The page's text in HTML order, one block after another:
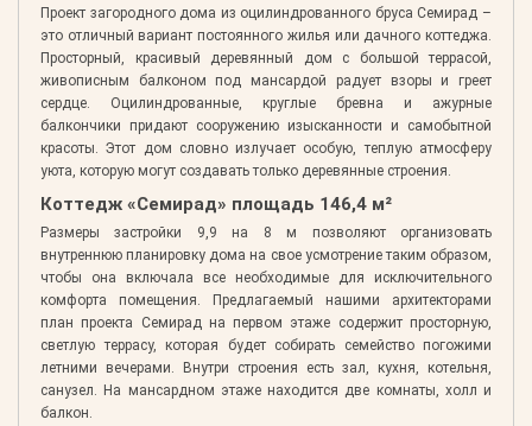
Проект загородного дома из оцилиндрованного бруса Семирад –
это отличный вариант постоянного жилья или дачного коттеджа.
Просторный, красивый деревянный дом с большой террасой,
живописным балконом под мансардой радует взоры и греет
сердце. Оцилиндрованные, круглые бревна и ажурные
балкончики придают сооружению изысканности и самобытной
красоты. Этот дом словно излучает особую, теплую атмосферу
уюта, которую могут создавать только деревянные строения.
Коттедж «Семирад» площадь 146,4 м²
Размеры застройки 9,9 на 8 м позволяют организовать
внутреннюю планировку дома на свое усмотрение таким образом,
чтобы она включала все необходимые для исключительного
комфорта помещения. Предлагаемый нашими архитекторами
план проекта Семирад на первом этаже содержит просторную,
светлую террасу, которая будет собирать семейство погожими
летними вечерами. Внутри строения есть зал, кухня, котельня,
санузел. На мансардном этаже находится две комнаты, холл и
балкон.